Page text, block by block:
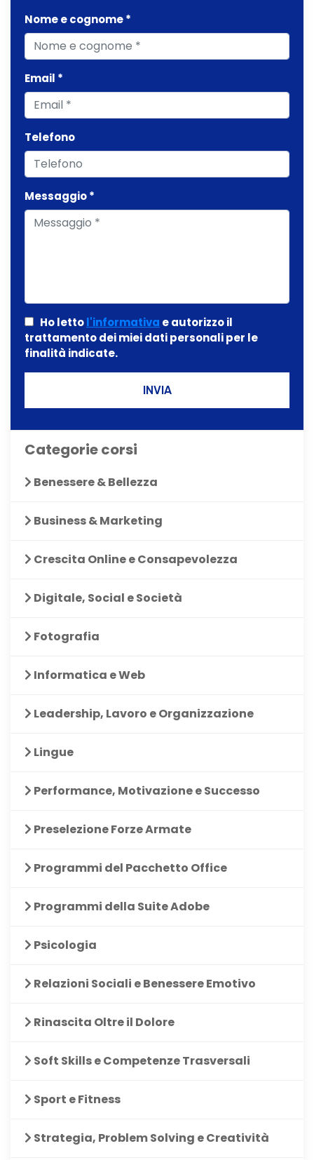
Nome e cognome *
Email *
Telefono
Messaggio *
Ho lettol'informativa e autorizzo il
trattamento dei miei dati personali per le
finalità indicate.
INVIA
Categorie corsi
Benessere & Bellezza
Business & Marketing
Crescita Online e Consapevolezza
Digitale, Social e Società
Fotografia
Informatica e Web
Leadership, Lavoro e Organizzazione
Lingue
Performance, Motivazione e Successo
Preselezione Forze Armate
Programmi del Pacchetto Office
Programmi della Suite Adobe
Psicologia
Relazioni Sociali e Benessere Emotivo
Rinascita Oltre il Dolore
Soft Skills e Competenze Trasversali
Sport e Fitness
Strategia, Problem Solving e Creatività